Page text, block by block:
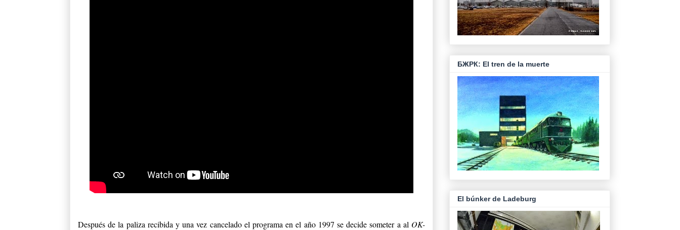
Después de la paliza recibida y una vez cancelado el programa en el año 1997 se decide someter a al OK-
БЖРК: El tren de la muerte
El búnker de Ladeburg